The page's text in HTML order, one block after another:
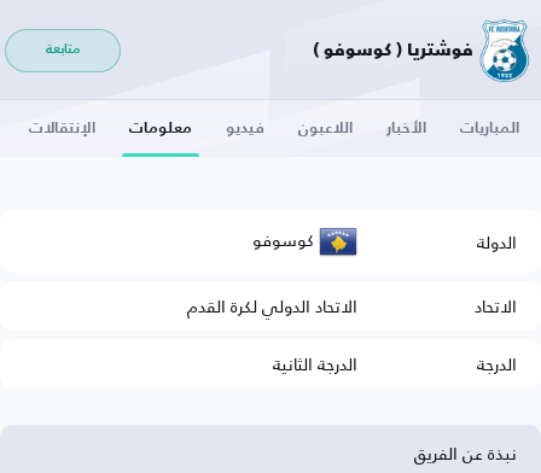
فوشتريا ( كوسوفو ) متابعة
المباريات الأخبار اللاعبون فيديو معلومات الإنتقالات
الدولة كوسوفو
الاتحاد
الاتحاد الدولي لكرة القدم
الدرجة
الدرجة الثانية
نبذة عن الفريق